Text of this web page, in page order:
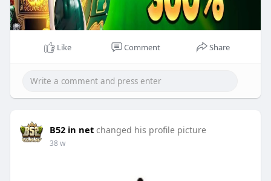
Like Comment Share
B52 in net changed his profile picture
38 w